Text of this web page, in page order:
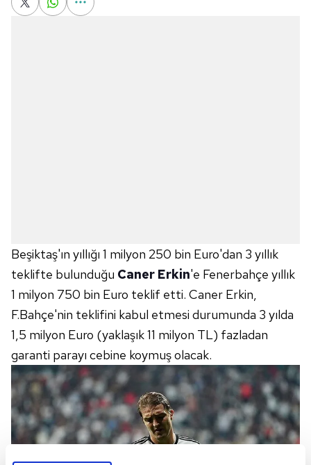
Beşiktaş'ın yıllığı 1 milyon 250 bin Euro'dan 3 yıllık
teklifte bulunduğu Caner Erkin'e Fenerbahçe yıllık
1 milyon 750 bin Euro teklif etti. Caner Erkin,
F.Bahçe'nin teklifini kabul etmesi durumunda 3 yılda
1,5 milyon Euro (yaklaşık 11 milyon TL) fazladan
garanti parayı cebine koymuş olacak.